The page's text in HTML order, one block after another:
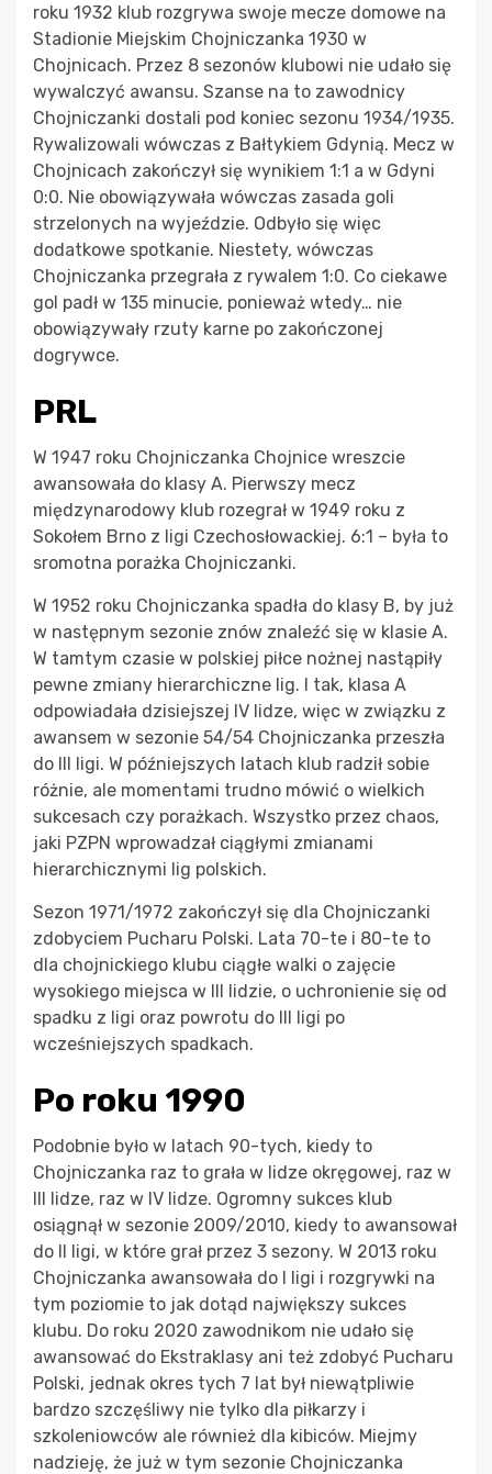
roku 1932 klub rozgrywa swoje mecze domowe na
Stadionie Miejskim Chojniczanka 1930 w
Chojnicach. Przez 8 sezonów klubowi nie udało się
wywalczyć awansu. Szanse na to zawodnicy
Chojniczanki dostali pod koniec sezonu 1934/1935.
Rywalizowali wówczas z Bałtykiem Gdynią. Mecz w
Chojnicach zakończył się wynikiem 1:1 a w Gdyni
0:0. Nie obowiązywała wówczas zasada goli
strzelonych na wyjeździe. Odbyło się więc
dodatkowe spotkanie. Niestety, wówczas
Chojniczanka przegrała z rywalem 1:0. Co ciekawe
gol padł w 135 minucie, ponieważ wtedy… nie
obowiązywały rzuty karne po zakończonej
dogrywce.
PRL
W 1947 roku Chojniczanka Chojnice wreszcie
awansowała do klasy A. Pierwszy mecz
międzynarodowy klub rozegrał w 1949 roku z
Sokołem Brno z ligi Czechosłowackiej. 6:1 – była to
sromotna porażka Chojniczanki.
W 1952 roku Chojniczanka spadła do klasy B, by już
w następnym sezonie znów znaleźć się w klasie A.
W tamtym czasie w polskiej piłce nożnej nastąpiły
pewne zmiany hierarchiczne lig. I tak, klasa A
odpowiadała dzisiejszej IV lidze, więc w związku z
awansem w sezonie 54/54 Chojniczanka przeszła
do III ligi. W późniejszych latach klub radził sobie
różnie, ale momentami trudno mówić o wielkich
sukcesach czy porażkach. Wszystko przez chaos,
jaki PZPN wprowadzał ciągłymi zmianami
hierarchicznymi lig polskich.
Sezon 1971/1972 zakończył się dla Chojniczanki
zdobyciem Pucharu Polski. Lata 70-te i 80-te to
dla chojnickiego klubu ciągłe walki o zajęcie
wysokiego miejsca w III lidzie, o uchronienie się od
spadku z ligi oraz powrotu do III ligi po
wcześniejszych spadkach.
Po roku 1990
Podobnie było w latach 90-tych, kiedy to
Chojniczanka raz to grała w lidze okręgowej, raz w
III lidze, raz w IV lidze. Ogromny sukces klub
osiągnął w sezonie 2009/2010, kiedy to awansował
do II ligi, w które grał przez 3 sezony. W 2013 roku
Chojniczanka awansowała do I ligi i rozgrywki na
tym poziomie to jak dotąd największy sukces
klubu. Do roku 2020 zawodnikom nie udało się
awansować do Ekstraklasy ani też zdobyć Pucharu
Polski, jednak okres tych 7 lat był niewątpliwie
bardzo szczęśliwy nie tylko dla piłkarzy i
szkoleniowców ale również dla kibiców. Miejmy
nadzieję, że już w tym sezonie Chojniczanka